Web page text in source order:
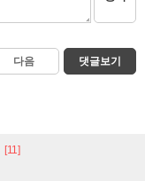
다음 댓글보기
[11]